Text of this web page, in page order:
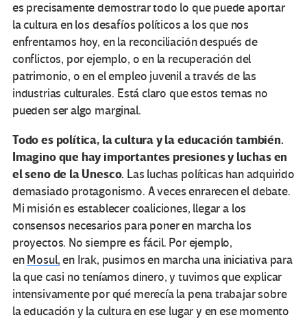
es precisamente demostrar todo lo que puede aportar
la cultura en los desafíos políticos a los que nos
enfrentamos hoy, en la reconciliación después de
conflictos, por ejemplo, o en la recuperación del
patrimonio, o en el empleo juvenil a través de las
industrias culturales. Está claro que estos temas no
pueden ser algo marginal.
Todo es política, la cultura y la educación también.
Imagino que hay importantes presiones y luchas en
el seno de la Unesco. Las luchas políticas han adquirido
demasiado protagonismo. A veces enrarecen el debate.
Mi misión es establecer coaliciones, llegar a los
consensos necesarios para poner en marcha los
proyectos. No siempre es fácil. Por ejemplo,
enMosul,en Irak, pusimos en marcha una iniciativa para
la que casi no teníamos dinero, y tuvimos que explicar
intensivamente por qué merecía la pena trabajar sobre
la educación y la cultura en ese lugar y en ese momento